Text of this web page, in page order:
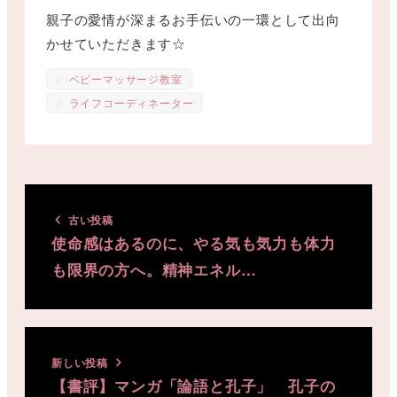
親子の愛情が深まるお手伝いの一環として出向
かせていただきます☆
ベビーマッサージ教室
ライフコーディネーター
古い投稿
使命感はあるのに、やる気も気力も体力
も限界の方へ。精神エネル…
新しい投稿
【書評】マンガ「論語と孔子」 孔子の